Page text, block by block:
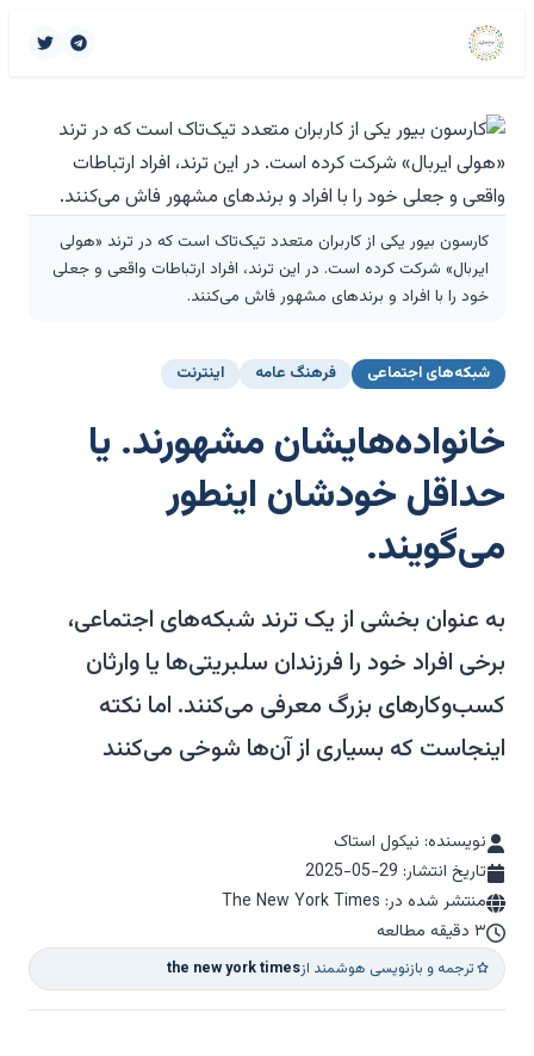
کارسون بیور یکی از کاربران متعدد تیک‌تاک است که در ترند «هولی
ایربال» شرکت کرده است. در این ترند، افراد ارتباطات واقعی و جعلی
خود را با افراد و برندهای مشهور فاش می‌کنند.
شبکه‌های اجتماعی فرهنگ عامه اینترنت
خانواده‌هایشان مشهورند. یا
حداقل خودشان اینطور
می‌گویند.
به عنوان بخشی از یک ترند شبکه‌های اجتماعی،
برخی افراد خود را فرزندان سلبریتی‌ها یا وارثان
کسب‌وکارهای بزرگ معرفی می‌کنند. اما نکته
اینجاست که بسیاری از آن‌ها شوخی می‌کنند
نویسنده: نیکول استاک
تاریخ انتشار: 2025-05-29
منتشر شده در: The New York Times
۳ دقیقه مطالعه
ترجمه و بازنویسی هوشمند ازthe new york times